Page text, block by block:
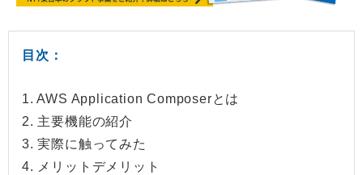
目次：
1. AWS Application Composerとは
2. 主要機能の紹介
3. 実際に触ってみた
4. メリットデメリット